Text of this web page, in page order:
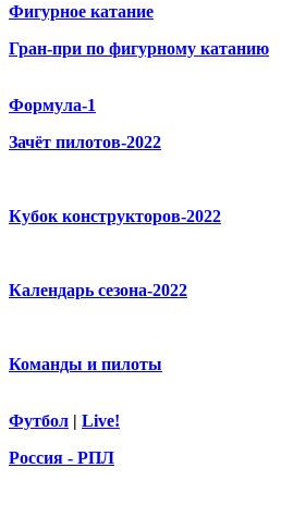
Фигурное катание
Гран-при по фигурному катанию
Формула-1
Зачёт пилотов-2022
Кубок конструкторов-2022
Календарь сезона-2022
Команды и пилоты
Футбол | Live!
Россия - РПЛ